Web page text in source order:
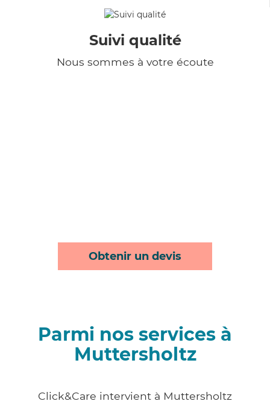
Suivi qualité
Nous sommes à votre écoute
Obtenir un devis
Parmi nos services à
Muttersholtz
Click&Care intervient à Muttersholtz